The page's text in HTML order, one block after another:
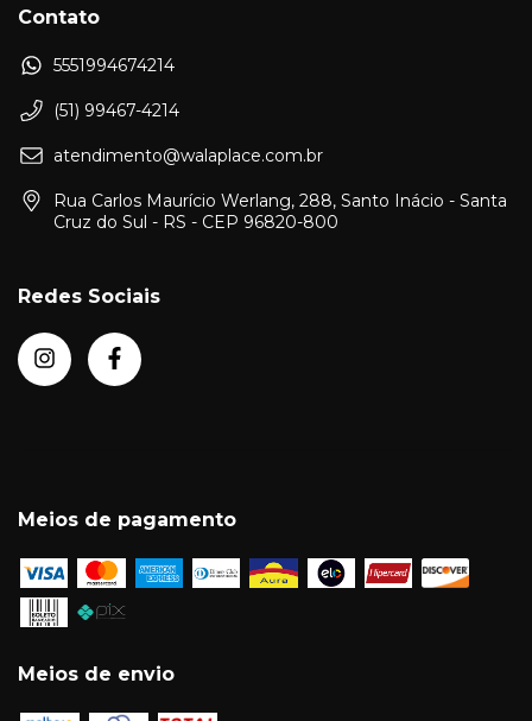
Contato
5551994674214
(51) 99467-4214
atendimento@walaplace.com.br
Rua Carlos Maurício Werlang, 288, Santo Inácio - Santa
Cruz do Sul - RS - CEP 96820-800
Redes Sociais
Meios de pagamento
Meios de envio